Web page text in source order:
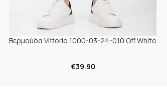
Βερμούδα Vittorio 1000-03-24-010 Off White
€39.90